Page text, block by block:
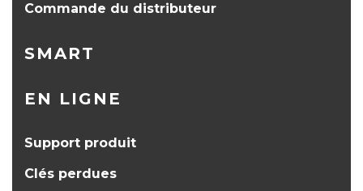
Commande du distributeur
SMART
EN LIGNE
Support produit
Clés perdues